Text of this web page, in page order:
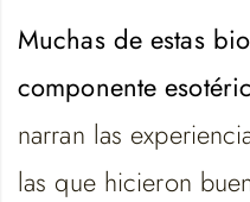
Muchas de estas
componente
narran las
las que hicieron